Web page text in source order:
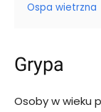
Ospa wietrzna
Grypa
Osoby w wieku